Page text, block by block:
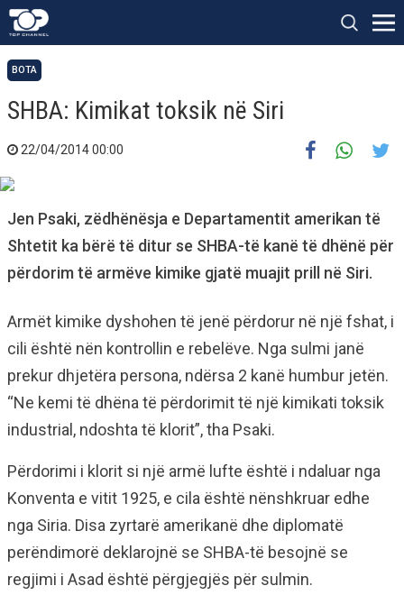
BOTA
SHBA: Kimikat toksik në Siri
22/04/2014 00:00
Jen Psaki, zëdhënësja e Departamentit amerikan të
Shtetit ka bërë të ditur se SHBA-të kanë të dhënë për
përdorim të armëve kimike gjatë muajit prill në Siri.
Armët kimike dyshohen të jenë përdorur në një fshat, i
cili është nën kontrollin e rebelëve. Nga sulmi janë
prekur dhjetëra persona, ndërsa 2 kanë humbur jetën.
“Ne kemi të dhëna të përdorimit të një kimikati toksik
industrial, ndoshta të klorit”, tha Psaki.
Përdorimi i klorit si një armë lufte është i ndaluar nga
Konventa e vitit 1925, e cila është nënshkruar edhe
nga Siria. Disa zyrtarë amerikanë dhe diplomatë
perëndimorë deklarojnë se SHBA-të besojnë se
regjimi i Asad është përgjegjës për sulmin.